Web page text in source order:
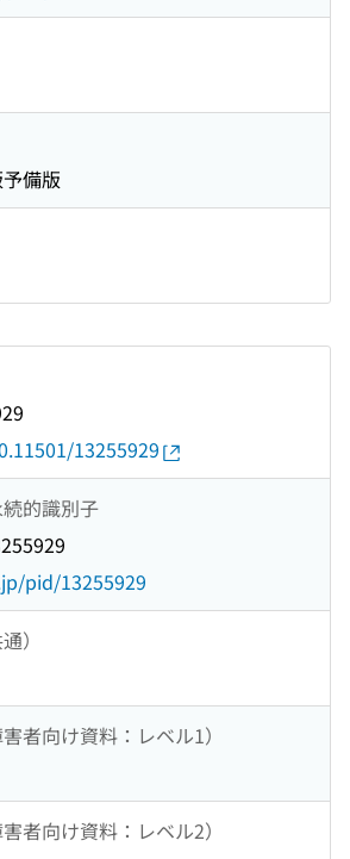
備版
13255929
的識別子
pid/13255929
）
者向け資料：レベル1）
者向け資料：レベル2）